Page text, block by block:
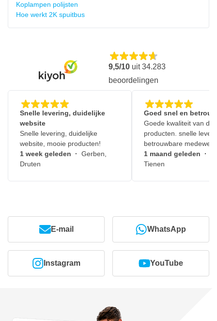
Koplampen polijsten
Hoe werkt 2K spuitbus
9,5/10 uit34.283
beoordelingen
Snelle levering, duidelijke
website
Snelle levering, duidelijke
website, mooie producten!
1 week geleden · Gerben,
Druten
Goed snel en
Goede kwaliteit van de
producten. snelle
betrouwbare
1 maand geleden ·
Tienen
E-mail WhatsApp
Instagram YouTube